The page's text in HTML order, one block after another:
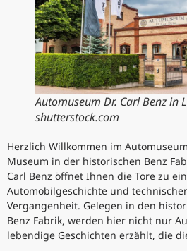
Automuseum Dr. Carl Benz in
shutterstock.com
Herzlich Willkommen im
Museum in der historischen Benz
Carl Benz öffnet Ihnen die Tore zu
Automobilgeschichte und
Vergangenheit. Gelegen in den
Benz Fabrik, werden hier nicht nur
lebendige Geschichten erzählt, die